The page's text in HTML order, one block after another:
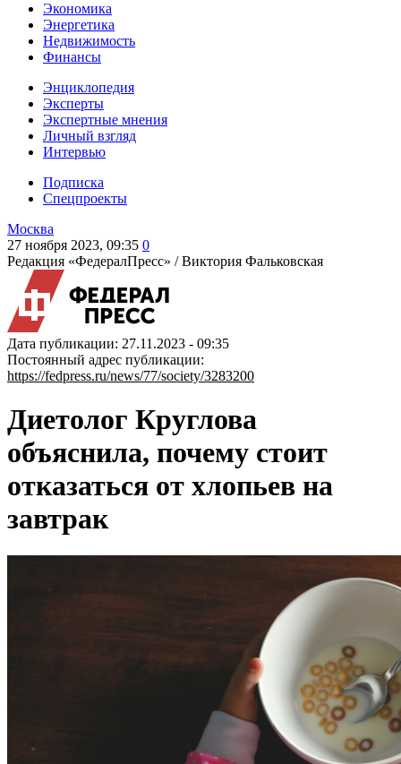
Экономика
Энергетика
Недвижимость
Финансы
Энциклопедия
Эксперты
Экспертные мнения
Личный взгляд
Интервью
Подписка
Спецпроекты
Москва
27 ноября 2023, 09:35 0
Редакция «ФедералПресс» /Виктория Фальковская
Дата публикации: 27.11.2023 - 09:35
Постоянный адрес публикации:
https://fedpress.ru/news/77/society/3283200
Диетолог Круглова
объяснила, почему стоит
отказаться от хлопьев на
завтрак